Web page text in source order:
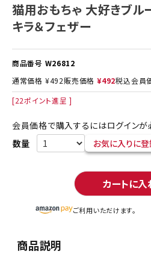
猫用おもちゃ 大好きブル
キラ＆フェザー
商品番号 W26812
通常価格 ¥492販売価格 ¥492税込会員
[22ポイント進呈 ]
会員価格で購入するにはログインが
お気に入りに登
カートに入
ご利用いただけます。
商品説明